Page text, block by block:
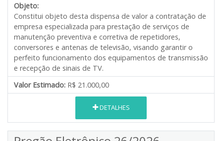
Objeto:
Constitui objeto desta dispensa de valor a contratação de
empresa especializada para prestação de serviços de
manutenção preventiva e corretiva de repetidores,
conversores e antenas de televisão, visando garantir o
perfeito funcionamento dos equipamentos de transmissão
e recepção de sinais de TV.
Valor Estimado: R$ 21.000,00
DETALHES